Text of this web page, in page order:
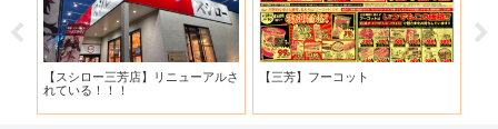
【スシロー三芳店】リニューアルさ
れている！！！
【三芳】フーコット